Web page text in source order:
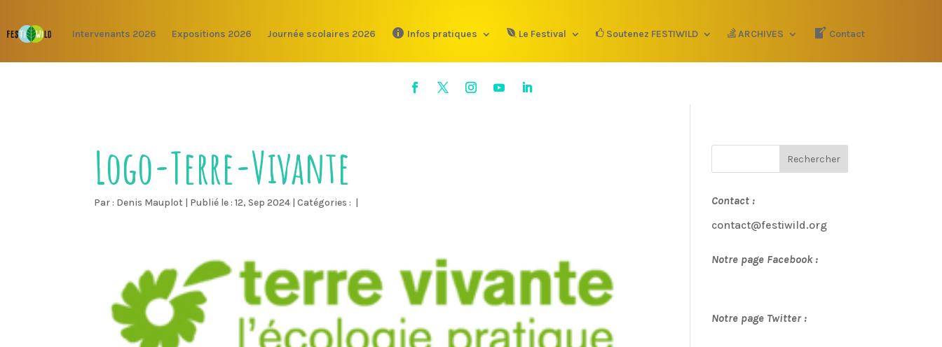
Intervenants 2026 Expositions 2026 Journée scolaires 2026 Infos pratiques Le Festival Soutenez FESTIWILD ARCHIVES Contact
Logo-Terre-Vivante
Par : Denis Mauplot | Publié le : 12, Sep 2024 | Catégories : |
Contact :
contact@festiwild.org
Notre page Facebook :
Notre page Twitter :